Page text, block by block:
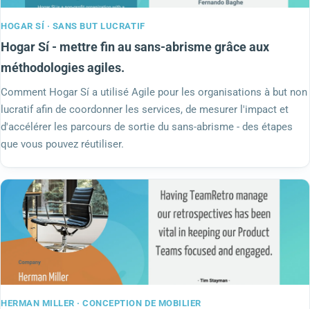
HOGAR SÍ · SANS BUT LUCRATIF
Hogar Sí - mettre fin au sans-abrisme grâce aux
méthodologies agiles.
Comment Hogar Sí a utilisé Agile pour les organisations à but non
lucratif afin de coordonner les services, de mesurer l'impact et
d'accélérer les parcours de sortie du sans-abrisme - des étapes
que vous pouvez réutiliser.
HERMAN MILLER · CONCEPTION DE MOBILIER